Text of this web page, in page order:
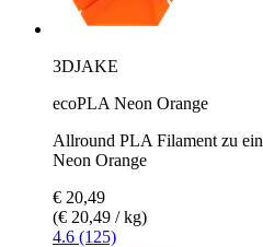
3DJAKE
ecoPLA Neon Orange
Allround PLA Filament zu
Neon Orange
€ 20,49
(€ 20,49 / kg)
4.6 (125)